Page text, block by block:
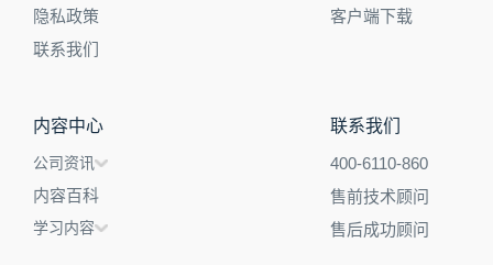
隐私政策
联系我们
客户端下载
内容中心
公司资讯
内容百科
学习内容
联系我们
400-6110-860
售前技术顾问
售后成功顾问